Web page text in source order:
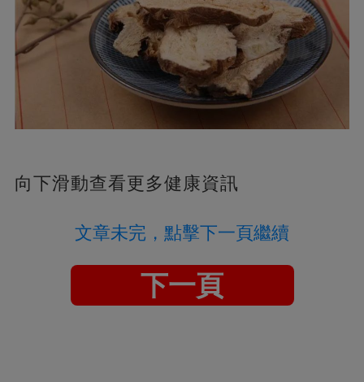
向下滑動查看更多健康資訊
文章未完，點擊下一頁繼續
下一頁